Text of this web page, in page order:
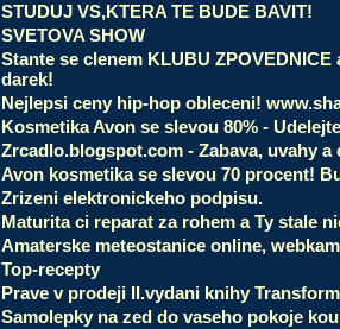
STUDUJ VS,KTERA TE BUDE BAVIT!
SVETOVA SHOW
Stante se clenem KLUBU
darek!
Nejlepsi ceny hip-hop obleceni!
Kosmetika Avon se slevou 80% -
Zrcadlo.blogspot.com - Zabava, uvahy
Avon kosmetika se slevou 70 procent!
Zrizeni elektronickeho podpisu.
Maturita ci reparat za rohem a Ty stale
Amaterske meteostanice online,
Top-recepty
Prave v prodeji II.vydani knihy
Samolepky na zed do vaseho pokoje